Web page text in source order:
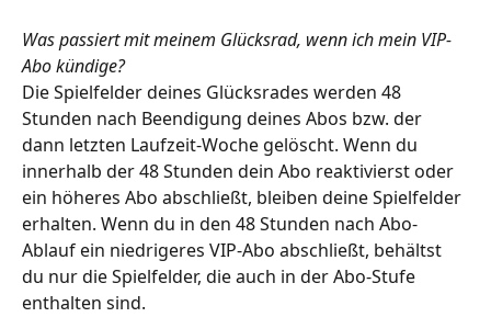
Was passiert mit meinem Glücksrad, wenn ich mein VIP-
Abo kündige?
Die Spielfelder deines Glücksrades werden 48
Stunden nach Beendigung deines Abos bzw. der
dann letzten Laufzeit-Woche gelöscht. Wenn du
innerhalb der 48 Stunden dein Abo reaktivierst oder
ein höheres Abo abschließt, bleiben deine Spielfelder
erhalten. Wenn du in den 48 Stunden nach Abo-
Ablauf ein niedrigeres VIP-Abo abschließt, behältst
du nur die Spielfelder, die auch in der Abo-Stufe
enthalten sind.